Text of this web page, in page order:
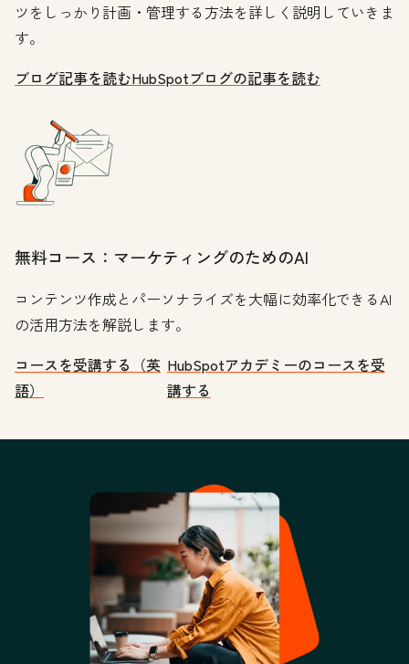
ツをしっかり計画・管理する方法を詳しく説明していきま
す。
ブログ記事を読むHubSpotブログの記事を読む
無料コース：マーケティングのためのAI
コンテンツ作成とパーソナライズを大幅に効率化できるAI
の活用方法を解説します。
コースを受講する（英
語）
HubSpotアカデミーのコースを受
講する